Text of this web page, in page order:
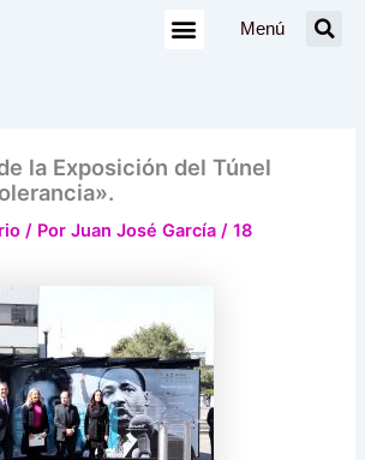
Menú
la Exposición del Túnel
/ PorJuan José García/18